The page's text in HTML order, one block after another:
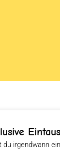
du irgendwann